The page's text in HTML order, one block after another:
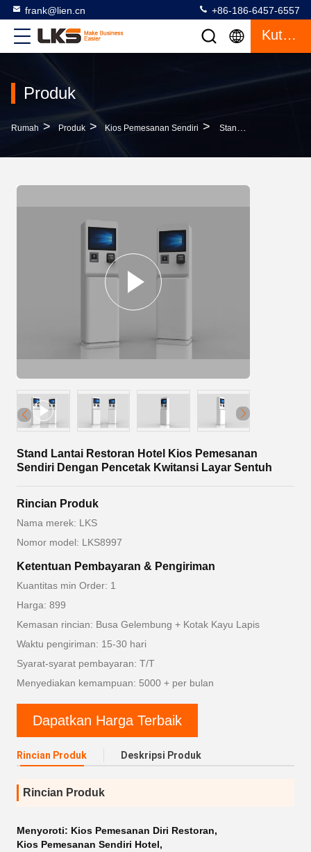
frank@lien.cn +86-186-6457-6557
Kutipan
Produk
Rumah > Produk > Kios Pemesanan Sendiri > Stand Lantai Restoran Hotel Kios Pemesanan Sendiri Dengan Pencetak Kwitansi Layar Sentuh
Stand Lantai Restoran Hotel Kios Pemesanan
Sendiri Dengan Pencetak Kwitansi Layar Sentuh
Rincian Produk
Nama merek: LKS
Nomor model: LKS8997
Ketentuan Pembayaran & Pengiriman
Kuantitas min Order: 1
Harga: 899
Kemasan rincian: Busa Gelembung + Kotak Kayu Lapis
Waktu pengiriman: 15-30 hari
Syarat-syarat pembayaran: T/T
Menyediakan kemampuan: 5000 + per bulan
Dapatkan Harga Terbaik
Rincian Produk Deskripsi Produk
Rincian Produk
Menyoroti: Kios Pemesanan Diri Restoran,
Kios Pemesanan Sendiri Hotel,